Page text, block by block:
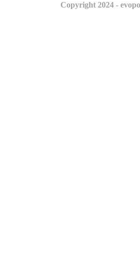
Copyright 2024 -